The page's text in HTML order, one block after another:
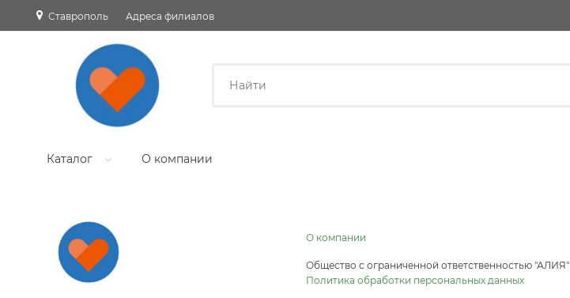
Ставрополь Адреса филиалов
Каталог О компании
О компании
Общество с ограниченной ответственностью "АЛИЯ"
Политика обработки персональных данных